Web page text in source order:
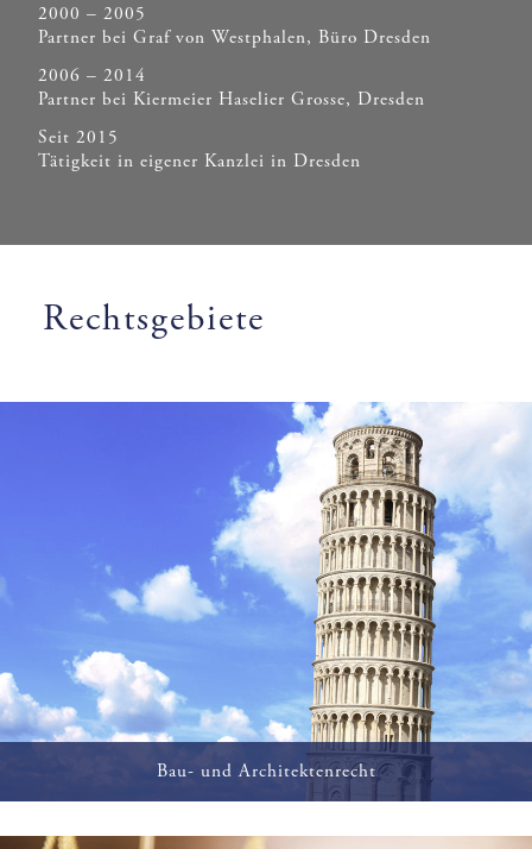
2000 – 2005
Partner bei Graf von Westphalen, Büro Dresden
2006 – 2014
Partner bei Kiermeier Haselier Grosse, Dresden
Seit 2015
Tätigkeit in eigener Kanzlei in Dresden
Rechtsgebiete
Projektbegleitung und Vertretung in Bauprozessen
Bau- und Architektenrecht